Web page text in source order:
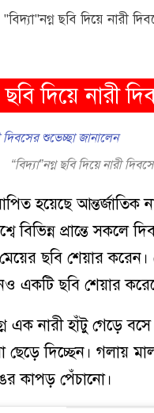
ছবি দিয়ে নারী
“বিদ্যা”নগ্ন ছবি দিয়ে নারী
হয়েছে আন্তর্জাতিক
বিভিন্ন প্রান্তে
ছবি শেয়ার
একটি ছবি শেয়ার
এক নারী হাঁটু গেড়ে
ছেড়ে দিচ্ছেন। গলায়
কাপড় পেঁচানো।